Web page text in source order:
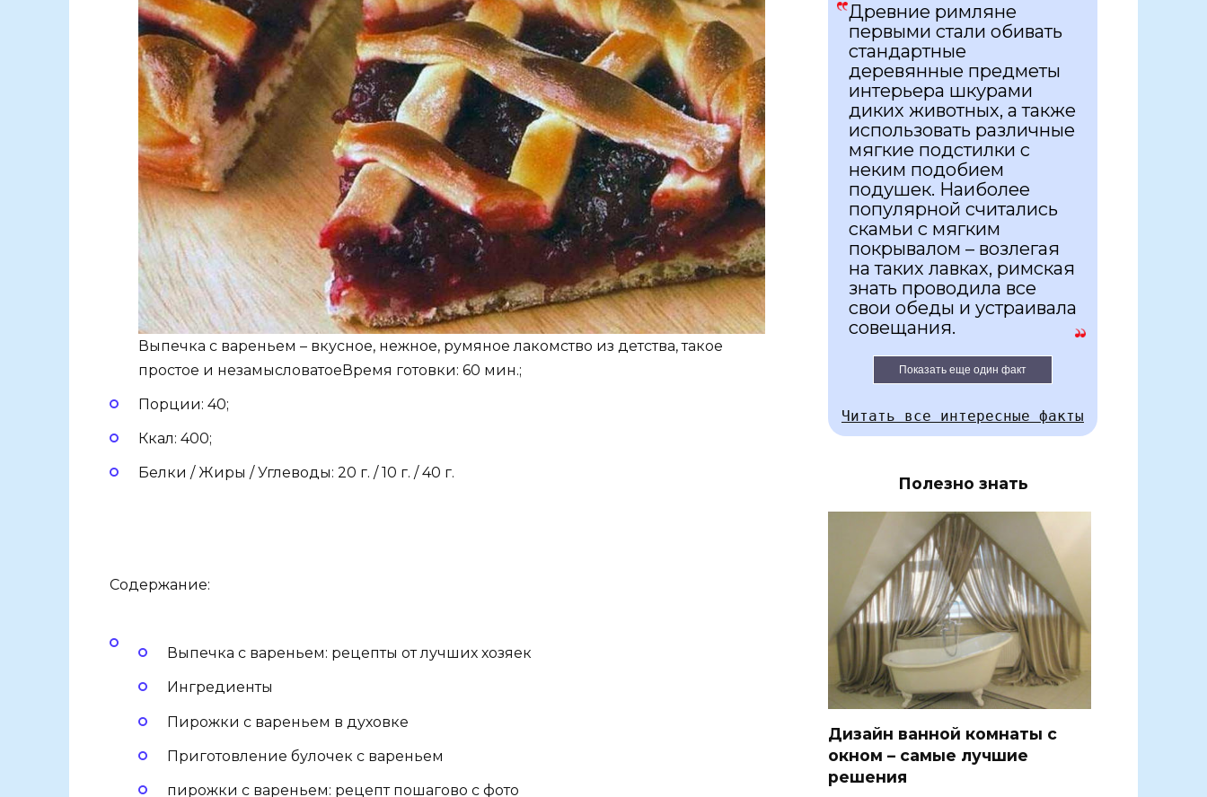
Выпечка с вареньем – вкусное, нежное, румяное лакомство из детства, такое
простое и незамысловатоеВремя готовки: 60 мин.;
Порции: 40;
Ккал: 400;
Белки / Жиры / Углеводы: 20 г. / 10 г. / 40 г.
Содержание:
Выпечка с вареньем: рецепты от лучших хозяек
Ингредиенты
Пирожки с вареньем в духовке
Приготовление булочек с вареньем
пирожки с вареньем: рецепт пошагово с фото
Древние римляне
первыми стали обивать
стандартные
деревянные предметы
интерьера шкурами
диких животных, а также
использовать различные
мягкие подстилки с
неким подобием
подушек. Наиболее
популярной считались
скамьи с мягким
покрывалом – возлегая
на таких лавках, римская
знать проводила все
свои обеды и устраивала
совещания.
Показать еще один факт
Читать все интересные факты
Полезно знать
Дизайн ванной комнаты с
окном – самые лучшие
решения